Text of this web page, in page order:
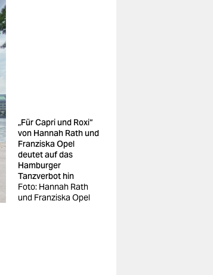
„Für Capri und Roxi“
von Hannah Rath und
Franziska Opel
deutet auf das
Hamburger
Tanzverbot hin
Foto: Hannah Rath
und Franziska Opel